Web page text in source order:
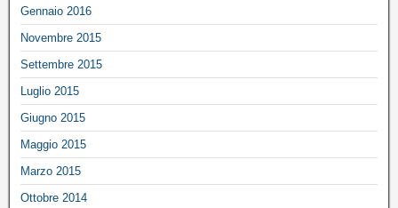
Gennaio 2016
Novembre 2015
Settembre 2015
Luglio 2015
Giugno 2015
Maggio 2015
Marzo 2015
Ottobre 2014